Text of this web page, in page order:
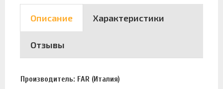
Описание Характеристики
Отзывы
Производитель: FAR (Италия)